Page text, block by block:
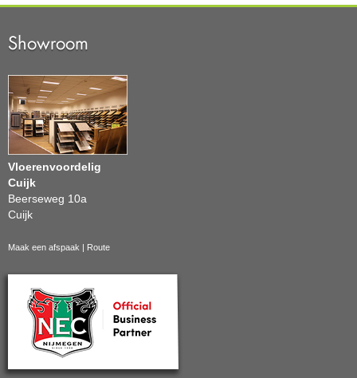
Showroom
Vloerenvoordelig
Cuijk
Beerseweg 10a
Cuijk
Maak een afspaak | Route